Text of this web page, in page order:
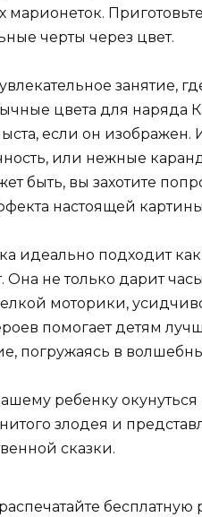
марионеток.
черты через цвет.
занятие,
цвета для наряда
если он
или нежные
быть, вы захотите
настоящей
идеально подходит
Она не только дарит
моторики,
помогает детям
погружаясь в
ребенку
злодея и
сказки.